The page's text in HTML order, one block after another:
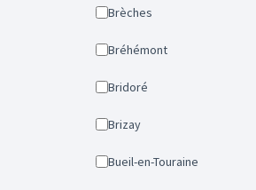
Brèches
Bréhémont
Bridoré
Brizay
Bueil-en-Touraine